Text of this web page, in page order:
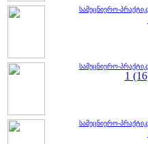
სამეცნიერო-
სამეცნიერო-
1
სამეცნიერო-